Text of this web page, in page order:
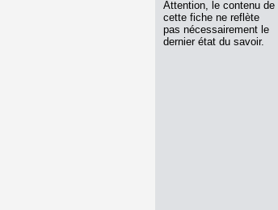
Attention, le contenu de
cette fiche ne reflète
pas nécessairement le
dernier état du savoir.